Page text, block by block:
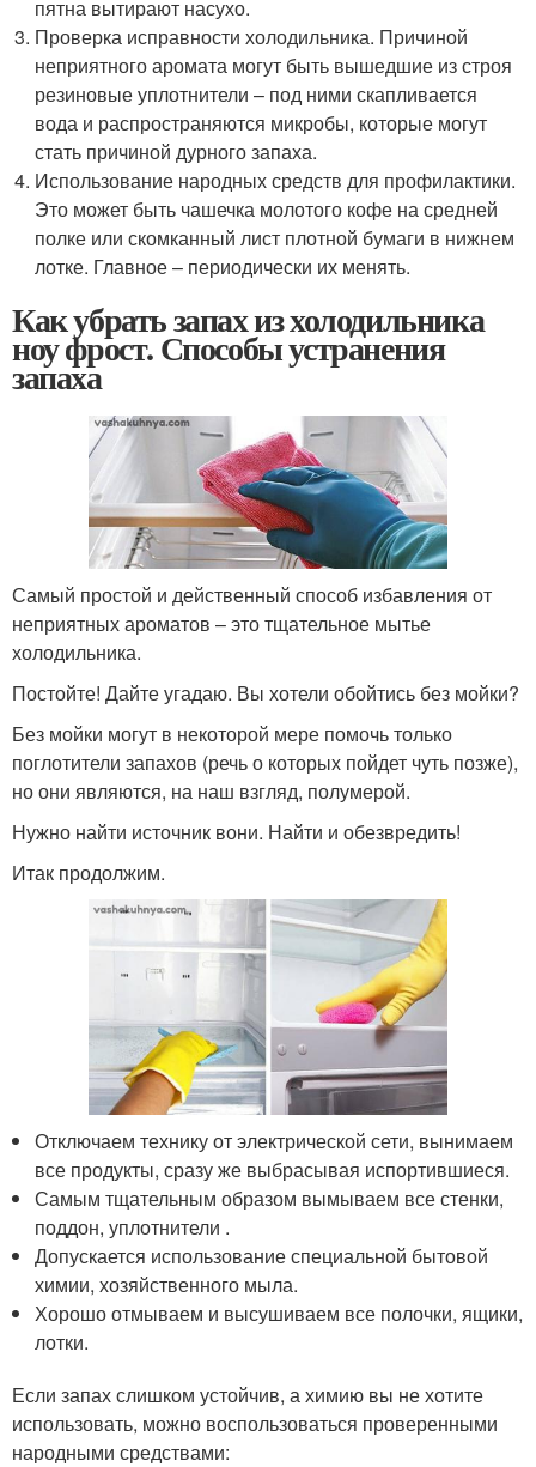
пятна вытирают насухо.
Проверка исправности холодильника. Причиной
неприятного аромата могут быть вышедшие из строя
резиновые уплотнители – под ними скапливается
вода и распространяются микробы, которые могут
стать причиной дурного запаха.
Использование народных средств для профилактики.
Это может быть чашечка молотого кофе на средней
полке или скомканный лист плотной бумаги в нижнем
лотке. Главное – периодически их менять.
Как убрать запах из холодильника
ноу фрост. Способы устранения
запаха
Самый простой и действенный способ избавления от
неприятных ароматов – это тщательное мытье
холодильника.
Постойте! Дайте угадаю. Вы хотели обойтись без мойки?
Без мойки могут в некоторой мере помочь только
поглотители запахов (речь о которых пойдет чуть позже),
но они являются, на наш взгляд, полумерой.
Нужно найти источник вони. Найти и обезвредить!
Итак продолжим.
Отключаем технику от электрической сети, вынимаем
все продукты, сразу же выбрасывая испортившиеся.
Самым тщательным образом вымываем все стенки,
поддон, уплотнители .
Допускается использование специальной бытовой
химии, хозяйственного мыла.
Хорошо отмываем и высушиваем все полочки, ящики,
лотки.
Если запах слишком устойчив, а химию вы не хотите
использовать, можно воспользоваться проверенными
народными средствами: